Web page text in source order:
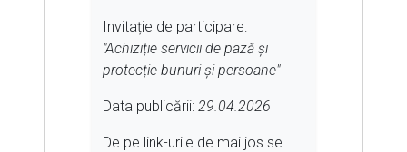
Invitație de participare:
"Achiziție servicii de pază și
protecție bunuri și persoane"
Data publicării: 29.04.2026
De pe link-urile de mai jos se